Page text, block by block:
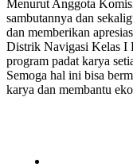
Menurut Anggota
sambutannya dan
dan memberikan
Distrik Navigasi Kelas I
program padat karya
Semoga hal ini bisa
karya dan membantu